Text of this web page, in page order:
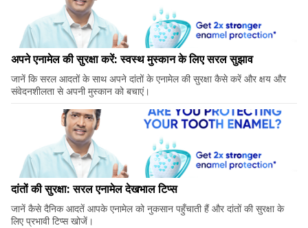
अपने एनामेल की सुरक्षा करें: स्वस्थ मुस्कान के लिए सरल सुझाव
जानें कि सरल आदतों के साथ अपने दांतों के एनामेल की सुरक्षा कैसे करें और क्षय और
संवेदनशीलता से अपनी मुस्कान को बचाएं।
दांतों की सुरक्षा: सरल एनामेल देखभाल टिप्स
जानें कैसे दैनिक आदतें आपके एनामेल को नुकसान पहुँचाती हैं और दांतों की सुरक्षा के
लिए प्रभावी टिप्स खोजें।